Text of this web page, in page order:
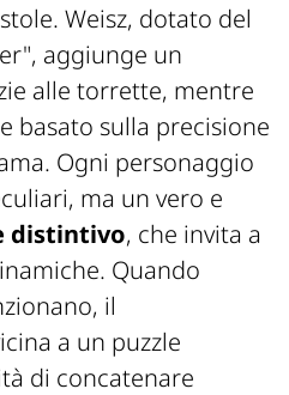
Weisz, dotato del
aggiunge un
alle torrette, mentre
basato sulla precisione
Ogni personaggio
ma un vero e
distintivo, che invita a
Quando
il
a un puzzle
di concatenare